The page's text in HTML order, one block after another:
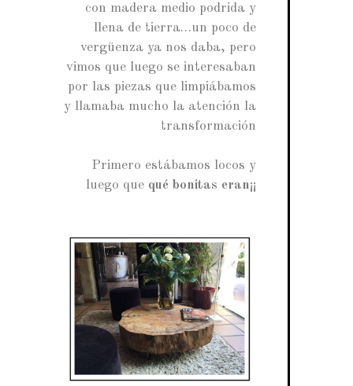
con madera medio podrida y
llena de tierra…un poco de
vergüenza ya nos daba, pero
vimos que luego se interesaban
por las piezas que limpiábamos
y llamaba mucho la atención la
transformación
Primero estábamos locos y
luego que qué bonitas eran¡¡